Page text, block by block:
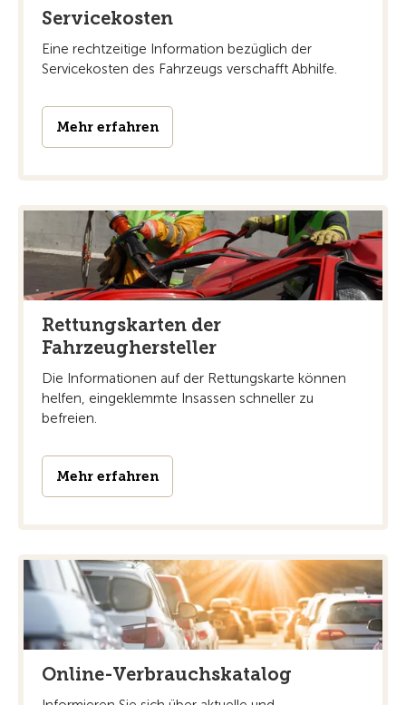
Servicekosten
Eine rechtzeitige Information bezüglich der
Servicekosten des Fahrzeugs verschafft Abhilfe.
Mehr erfahren
Rettungskarten der
Fahrzeughersteller
Die Informationen auf der Rettungskarte können
helfen, eingeklemmte Insassen schneller zu
befreien.
Mehr erfahren
Online-Verbrauchskatalog